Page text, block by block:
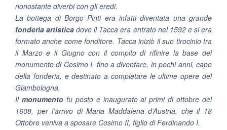
nonostante diverbi con gli eredi.
La bottega di Borgo Pinti era infatti diventata una grande
fonderia artistica dove il Tacca era entrato nel 1592 e si era
formato anche come fonditore. Tacca iniziò il suo tirocinio tra
il Marzo e il Giugno con il compito di rifinire la base del
monumento di Cosimo I, fino a diventare, in pochi anni, capo
della fonderia, e destinato a completare le ultime opere del
Giambologna.
Il monumentofu posto e inaugurato ai primi di ottobre del
1608, per l’arrivo di Maria Maddalena d’Austria, che il 18
Ottobre veniva a sposare Cosimo II, figlio di Ferdinando I.